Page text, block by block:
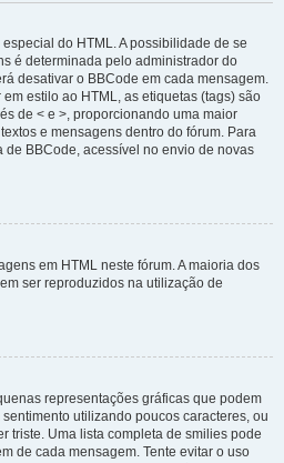
do HTML. A possibilidade de se
é determinada pelo administrador do
desativar o BBCode em cada mensagem.
estilo ao HTML, as etiquetas (tags) são
de < e >, proporcionando uma maior
e mensagens dentro do fórum. Para
BBCode, acessível no envio de novas
em HTML neste fórum. A maioria dos
ser reproduzidos na utilização de
representações gráficas que podem
utilizando poucos caracteres, ou
triste. Uma lista completa de smilies pode
de cada mensagem. Tente evitar o uso